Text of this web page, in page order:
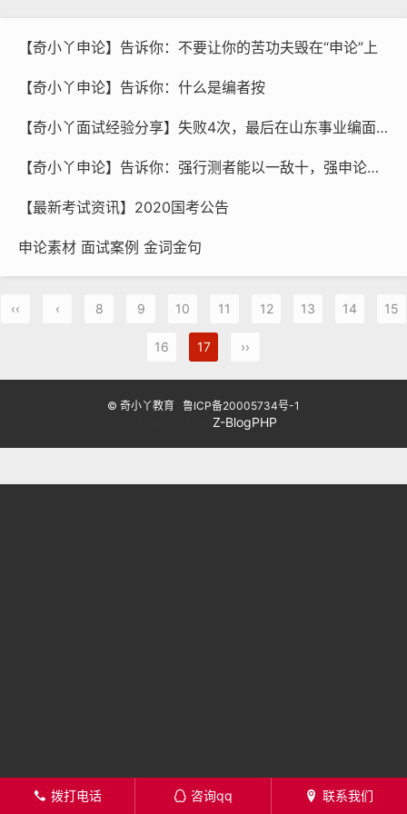
【奇小丫申论】告诉你：不要让你的苦功夫毁在“申论”上
【奇小丫申论】告诉你：什么是编者按
【奇小丫面试经验分享】失败4次，最后在山东事业编面试全场第一翻盘上岸
【奇小丫申论】告诉你：强行测者能以一敌十，强申论者可以一敌百
【最新考试资讯】2020国考公告
申论素材 面试案例 金词金句
‹‹ ‹ 8 9 10 11 12 13 14 15
16 17 ››
© 奇小丫教育 鲁ICP备20005734号-1
Z-BlogPHP
󦁁 拨打电话 󦊱 咨询qq 󦄡 联系我们